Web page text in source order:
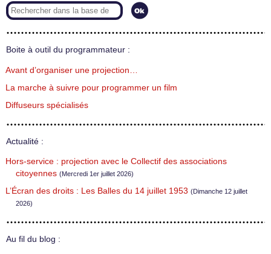
Boite à outil du programmateur :
Avant d’organiser une projection…
La marche à suivre pour programmer un film
Diffuseurs spécialisés
Actualité :
Hors-service : projection avec le Collectif des associations
citoyennes (Mercredi 1er juillet 2026)
L’Écran des droits : Les Balles du 14 juillet 1953 (Dimanche 12 juillet
2026)
Au fil du blog :